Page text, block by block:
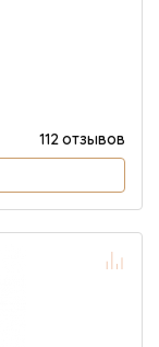
112 отзывов